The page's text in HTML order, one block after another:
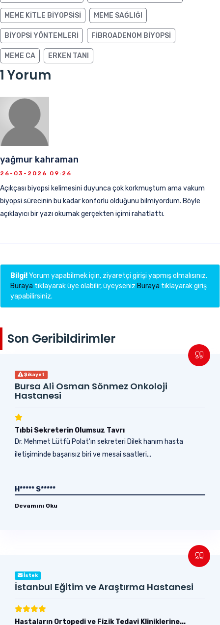
MEME KITLE BIYOPSISI MEME SAĞLIĞI
BIYOPSI YÖNTEMLERI FIBROADENOM BIYOPSI
MEME CA ERKEN TANI
1 Yorum
yağmur kahraman
26-03-2026 09:26
Açıkçası biyopsi kelimesini duyunca çok korkmuştum ama vakum
biyopsi sürecinin bu kadar konforlu olduğunu bilmiyordum. Böyle
açıklayıcı bir yazı okumak gerçekten içimi rahatlattı.
Bilgi!Yorum yapabilmek için, ziyaretçi girişi yapmış olmalısınız.
Buraya tıklayarak üye olabilir, üyeyseniz Buraya tıklayarak giriş
yapabilirsiniz.
Son Geribildirimler
Şikayet
Bursa Ali Osman Sönmez Onkoloji
Hastanesi
Tıbbi Sekreterin Olumsuz Tavrı
Dr. Mehmet Lütfü Polat'ın sekreteri Dilek hanım hasta
iletişiminde başarısız biri ve mesai saatleri...
H***** S*****
Devamını Oku
İstek
İstanbul Eğitim ve Araştırma Hastanesi
Hastaların Ortopedi ve Fizik Tedavi Kliniklerine...